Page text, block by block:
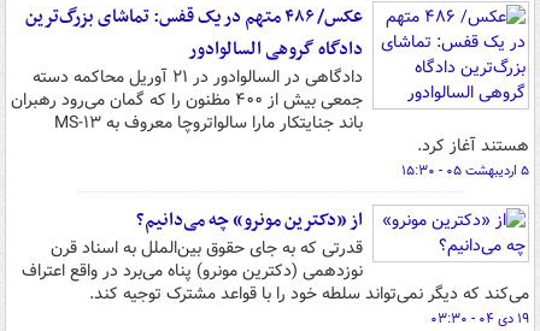
عکس/ ۴۸۶ متهم در یک قفس: تماشای بزرگ‌ترین
دادگاه گروهی السالوادور
دادگاهی در السالوادور در ۲۱ آوریل محاکمه دسته
جمعی بیش از ۴۰۰ مظنون را که گمان می‌رود رهبران
باند جنایتکار مارا سالواتروچا معروف به MS-۱۳
هستند آغاز کرد.
۵ اردیبهشت ۰۵ - ۱۵:۳۰
از «دکترین مونرو» چه می‌دانیم؟
قدرتی که به جای حقوق بین‌الملل به اسناد قرن
نوزدهمی (دکترین مونرو) پناه می‌برد در واقع اعتراف
می‌کند که دیگر نمی‌تواند سلطه خود را با قواعد مشترک توجیه کند.
۱۹ دی ۰۴ - ۰۳:۳۰